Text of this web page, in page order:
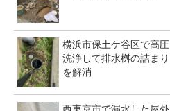
横浜市保土ケ谷区で高圧
洗浄して排水桝の詰まり
を解消